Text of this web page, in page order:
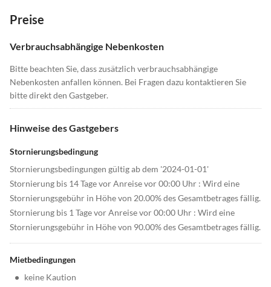
Preise
Verbrauchsabhängige Nebenkosten
Bitte beachten Sie, dass zusätzlich verbrauchsabhängige
Nebenkosten anfallen können. Bei Fragen dazu kontaktieren Sie
bitte direkt den Gastgeber.
Hinweise des Gastgebers
Stornierungsbedingung
Stornierungsbedingungen gültig ab dem '2024-01-01'
Stornierung bis 14 Tage vor Anreise vor 00:00 Uhr : Wird eine
Stornierungsgebühr in Höhe von 20.00% des Gesamtbetrages fällig.
Stornierung bis 1 Tage vor Anreise vor 00:00 Uhr : Wird eine
Stornierungsgebühr in Höhe von 90.00% des Gesamtbetrages fällig.
Mietbedingungen
• keine Kaution